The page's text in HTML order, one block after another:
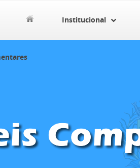
Institucional